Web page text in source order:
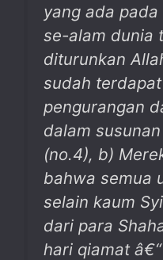
yang ada
se-alam dunia
diturunkan
sudah
pengurangan
dalam
(no.4), b)
bahwa semua
selain kaum
dari para
hari qiamat